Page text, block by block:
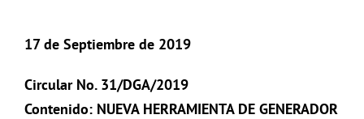
17 de Septiembre de 2019
Circular No. 31/DGA/2019
Contenido: NUEVA HERRAMIENTA DE GENERADOR